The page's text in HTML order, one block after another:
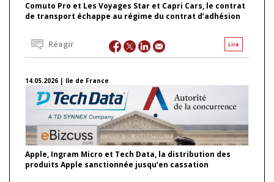
Comuto Pro et Les Voyages Star et Capri Cars, le contrat
de transport échappe au régime du contrat d’adhésion
Lire
Réagir
14.05.2026 | Ile de France
Apple, Ingram Micro et Tech Data, la distribution des
produits Apple sanctionnée jusqu’en cassation